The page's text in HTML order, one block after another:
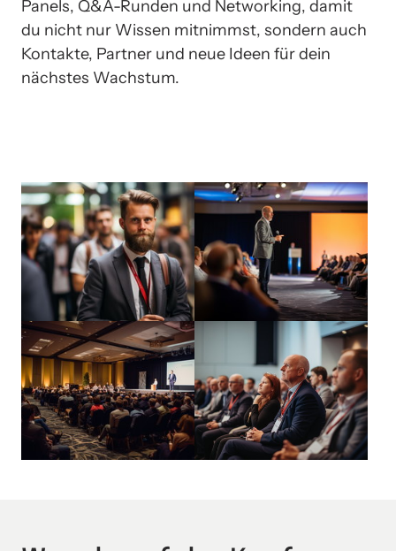
Panels, Q&A-Runden und Networking, damit
du nicht nur Wissen mitnimmst, sondern auch
Kontakte, Partner und neue Ideen für dein
nächstes Wachstum.